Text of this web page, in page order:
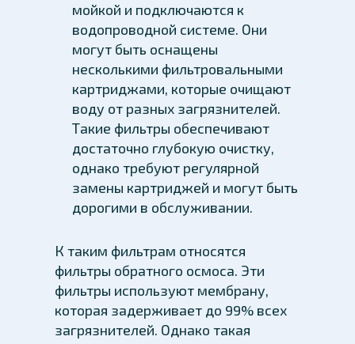
мойкой и подключаются к
водопроводной системе. Они
могут быть оснащены
несколькими фильтровальными
картриджами, которые очищают
воду от разных загрязнителей.
Такие фильтры обеспечивают
достаточно глубокую очистку,
однако требуют регулярной
замены картриджей и могут быть
дорогими в обслуживании.
К таким фильтрам относятся
фильтры обратного осмоса. Эти
фильтры используют мембрану,
которая задерживает до 99% всех
загрязнителей. Однако такая